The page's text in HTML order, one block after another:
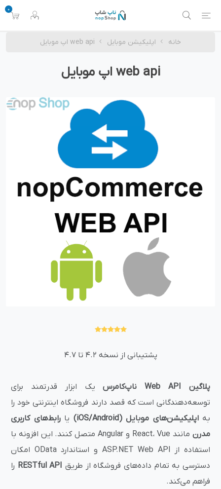
0
خانه اپلیکیشن موبایل web api اپ موبایل
web api اپ موبایل
پشتیبانی از نسخه 4.2 تا 4.7
پلاگین Web API ناپ‌کامرس
یک ابزار قدرتمند برای
توسعه‌دهندگانی است که قصد دارند فروشگاه اینترنتی خود را
بهاپلیکیشن‌های موبایل (iOS/Android) یارابط‌های کاربری
مدرن
مانند React، Vue و Angular متصل کنند. این افزونه با
استفاده از ASP.NET Web API و استاندارد OData امکان
دسترسی به تمام داده‌های فروشگاه از طریق RESTful API را
فراهم می‌کند.